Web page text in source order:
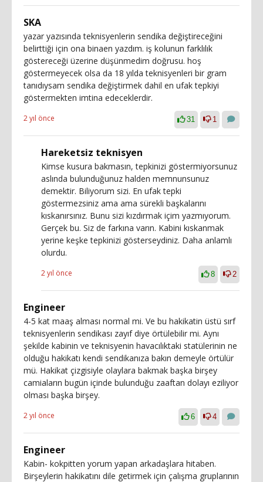
SKA
yazar yazısında teknisyenlerin sendika değiştireceğini
belirttiği için ona binaen yazdım. iş kolunun farklılık
göstereceği üzerine düşünmedim doğrusu. hoş
göstermeyecek olsa da 18 yılda teknisyenleri bir gram
tanıdıysam sendika değiştirmek dahil en ufak tepkiyi
göstermekten imtina edeceklerdir.
2 yıl önce 31 1
Hareketsiz teknisyen
Kimse kusura bakmasın, tepkinizi göstermiyorsunuz
aslında bulunduğunuz halden memnunsunuz
demektir. Biliyorum sizi. En ufak tepki
göstermezsiniz ama ama sürekli başkalarını
kıskanırsınız. Bunu sizi kızdırmak içim yazmıyorum.
Gerçek bu. Siz de farkına varın. Kabini kıskanmak
yerine keşke tepkinizi gösterseydiniz. Daha anlamlı
olurdu.
2 yıl önce 8 2
Engineer
4-5 kat maaş alması normal mi. Ve bu hakikatin üstü sırf
teknisyenlerin sendikası zayıf diye örtülebilir mi. Aynı
şekilde kabinin ve teknisyenin havacılıktaki statülerinin ne
olduğu hakikatı kendi sendikanıza bakın demeyle örtülür
mü. Hakikat çizgisiyle olaylara bakmak başka birşey
camiaların bugün içinde bulunduğu zaaftan dolayı eziliyor
olması başka birşey.
2 yıl önce 6 4
Engineer
Kabin- kokpitten yorum yapan arkadaşlara hitaben.
Birşeylerin hakikatını dile getirmek için çalışma gruplarının